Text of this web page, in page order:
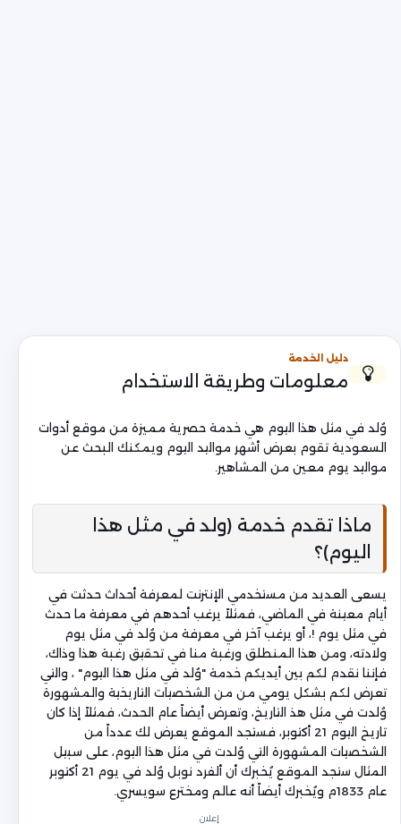
دليل الخدمة
معلومات وطريقة الاستخدام
وُلد في مثل هذا اليوم هي خدمة حصرية مميزة من موقع أدوات
السعودية تقوم بعرض أشهر مواليد اليوم ويمكنك البحث عن
مواليد يوم معين من المشاهير.
ماذا تقدم خدمة (ولد في مثل هذا
اليوم)؟
يسعى العديد من مستخدمي الإنترنت لمعرفة أحداث حدثت في
أيام معينة في الماضي، فمثلاً يرغب أحدهم في معرفة ما حدث
في مثل يوم !، أو يرغب آخر في معرفة من وُلد في مثل يوم
ولادته، ومن هذا المنطلق ورغبة منا في تحقيق رغبة هذا وذاك،
فإننا نقدم لكم بين أيديكم خدمة "وُلد في مثل هذا اليوم" ، والتي
تعرض لكم بشكل يومي من من الشخصيات التاريخية والمشهورة
وُلدت في مثل هذ التاريخ، وتعرض أيضاً عام الحدث، فمثلاً إذا كان
تاريخ اليوم 21 أكتوبر، فستجد الموقع يعرض لك عدداً من
الشخصيات المشهورة التي وُلدت في مثل هذا اليوم، على سبيل
المثال ستجد الموقع يُخبرك أن ألفرد نوبل وُلد في يوم 21 أكتوبر
عام 1833م ويُخبرك أيضاً أنه عالم ومخترع سويسري.
إعلان